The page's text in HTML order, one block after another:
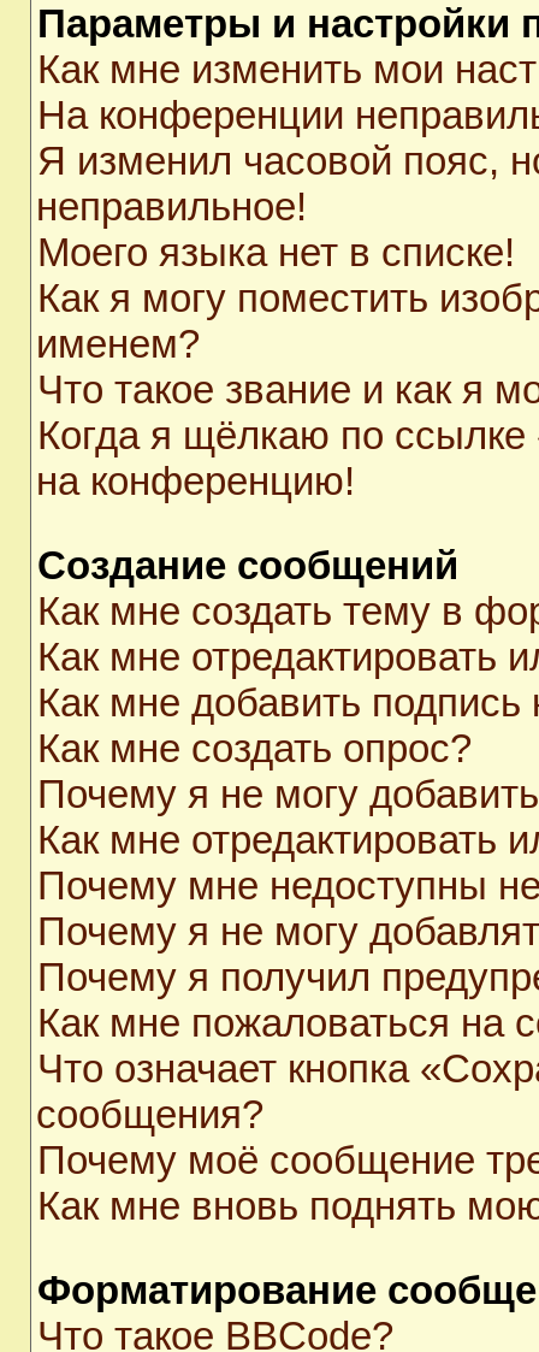
Параметры и настройки
Как мне изменить мои
На конференции
Я изменил часовой пояс,
неправильное!
Моего языка нет в списке!
Как я могу поместить
именем?
Что такое звание и как я
Когда я щёлкаю по ссылке
на конференцию!
Создание сообщений
Как мне создать тему в
Как мне отредактировать
Как мне добавить
Как мне создать опрос?
Почему я не могу
Как мне отредактировать
Почему мне недоступны
Почему я не могу
Почему я получил
Как мне пожаловаться на
Что означает кнопка
сообщения?
Почему моё сообщение
Как мне вновь поднять
Форматирование
Что такое BBCode?